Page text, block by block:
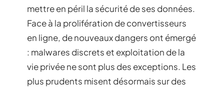
mettre en péril la sécurité de ses données.
Face à la prolifération de convertisseurs
en ligne, de nouveaux dangers ont émergé
: malwares discrets et exploitation de la
vie privée ne sont plus des exceptions. Les
plus prudents misent désormais sur des